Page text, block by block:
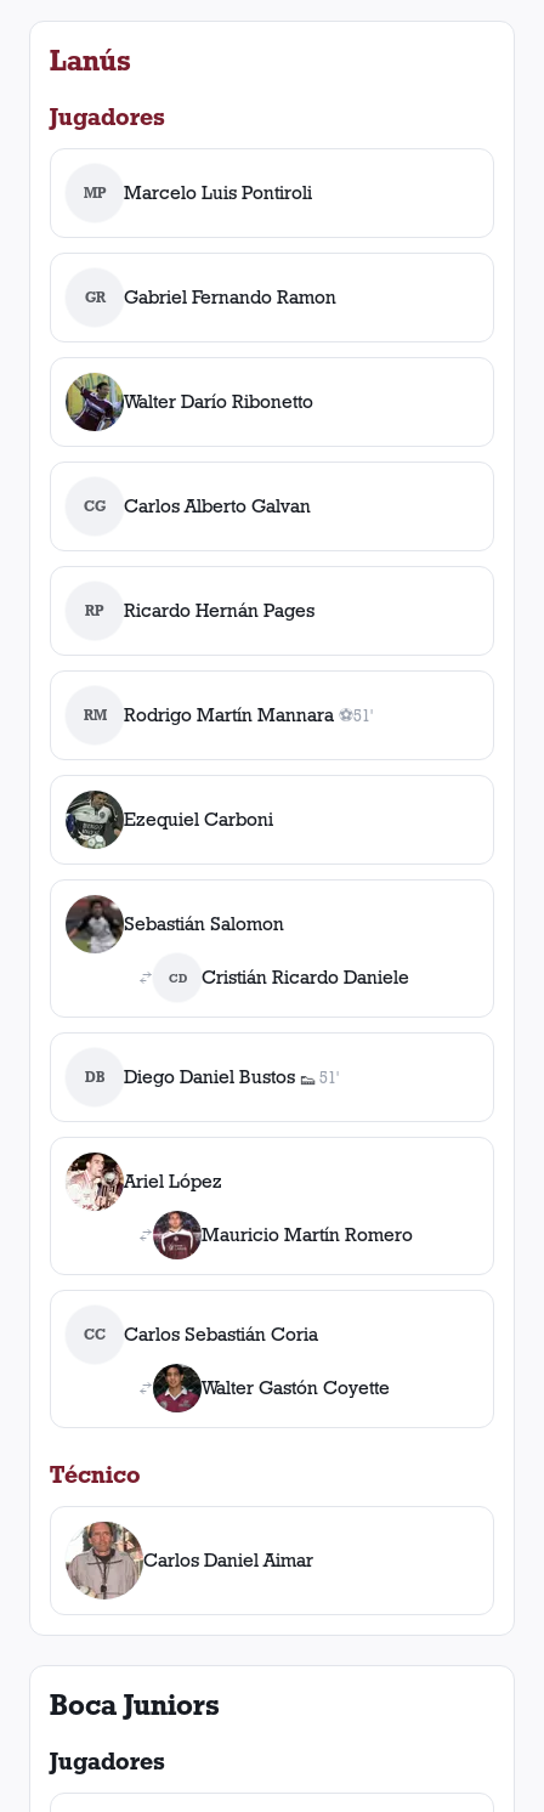
Lanús
Jugadores
MP Marcelo Luis Pontiroli
GR Gabriel Fernando Ramon
Walter Darío Ribonetto
CG Carlos Alberto Galvan
RP Ricardo Hernán Pages
RM Rodrigo Martín Mannara ⚽
1gol
51'
Ezequiel Carboni
Sebastián Salomon
CD Cristián Ricardo Daniele
DB Diego Daniel Bustos 👟
1asistencia
51'
Ariel López
Mauricio Martín Romero
CC Carlos Sebastián Coria
Walter Gastón Coyette
Técnico
Carlos Daniel Aimar
Boca Juniors
Jugadores